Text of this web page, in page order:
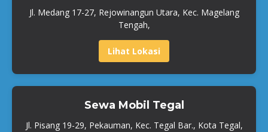
Jl. Medang 17-27, Rejowinangun Utara, Kec. Magelang
Tengah,
Lihat Lokasi
Sewa Mobil Tegal
Jl. Pisang 19-29, Pekauman, Kec. Tegal Bar., Kota Tegal,